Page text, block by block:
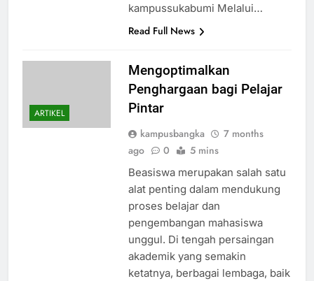
kampussukabumi Melalui…
Read Full News
ARTIKEL
Mengoptimalkan
Penghargaan bagi Pelajar
Pintar
kampusbangka
7 months
ago
0 5 mins
Beasiswa merupakan salah satu
alat penting dalam mendukung
proses belajar dan
pengembangan mahasiswa
unggul. Di tengah persaingan
akademik yang semakin
ketatnya, berbagai lembaga, baik